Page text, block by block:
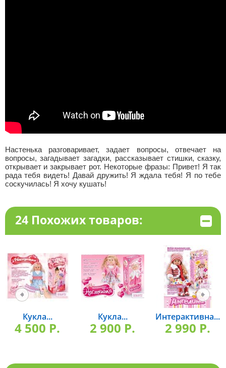
Настенька разговаривает, задает вопросы, отвечает на
вопросы, загадывает загадки, рассказывает стишки, сказку,
открывает и закрывает рот. Некоторые фразы: Привет! Я так
рада тебя видеть! Давай дружить! Я ждала тебя! Я по тебе
соскучилась! Я хочу кушать!
24 Похожих товаров:
Кукла...
4 500 P.
Кукла...
2 900 P.
Интерактивна...
2 990 P.